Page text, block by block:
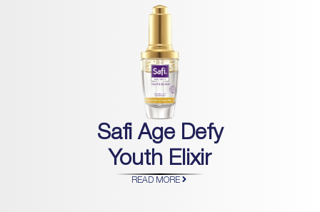
Safi Age Defy
Youth Elixir
READ MORE